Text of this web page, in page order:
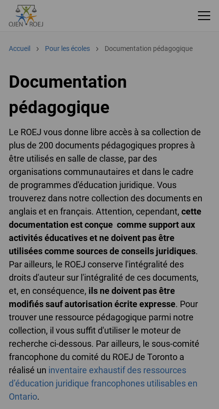
Accueil Pour les écoles Documentation pédagogique
Documentation
pédagogique
Le ROEJ vous donne libre accès à sa collection de
plus de 200 documents pédagogiques propres à
être utilisés en salle de classe, par des
organisations communautaires et dans le cadre
de programmes d'éducation juridique. Vous
trouverez dans notre collection des documents en
anglais et en français. Attention, cependant, cette
documentation est conçue comme support aux
activités éducatives et ne doivent pas être
utilisées comme sources de conseils juridiques.
Par ailleurs, le ROEJ conserve l'intégralité des
droits d'auteur sur l'intégralité de ces documents,
et, en conséquence, ils ne doivent pas être
modifiés sauf autorisation écrite expresse. Pour
trouver une ressource pédagogique parmi notre
collection, il vous suffit d'utiliser le moteur de
recherche ci-dessous. Par ailleurs, le sous-comité
francophone du comité du ROEJ de Toronto a
réalisé un inventaire exhaustif des ressources
d’éducation juridique francophones utilisables en
Ontario.